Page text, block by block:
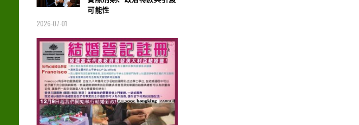
可能性
2026-07-01